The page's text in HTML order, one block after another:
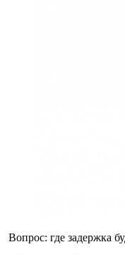
Вопрос: где задержка